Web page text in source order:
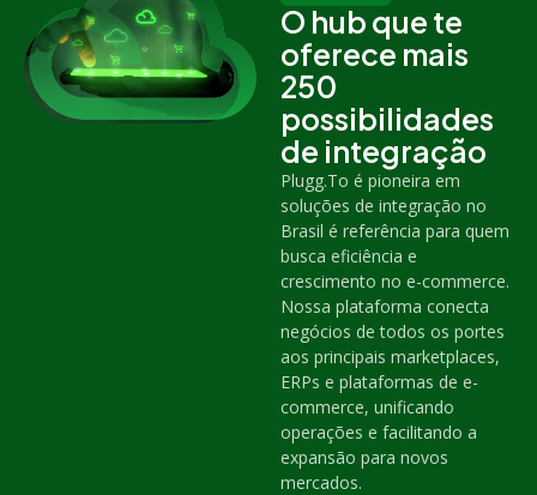
O hub que te
oferece mais
250
possibilidades
de integração
Plugg.To é pioneira em
soluções de integração no
Brasil é referência para quem
busca eficiência e
crescimento no e-commerce.
Nossa plataforma conecta
negócios de todos os portes
aos principais marketplaces,
ERPs e plataformas de e-
commerce, unificando
operações e facilitando a
expansão para novos
mercados.